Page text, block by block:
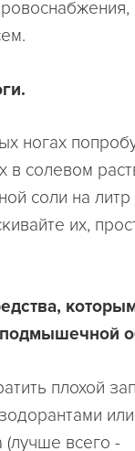
ногах
в солевом
соли на
их,
плохой
(лучше всего -